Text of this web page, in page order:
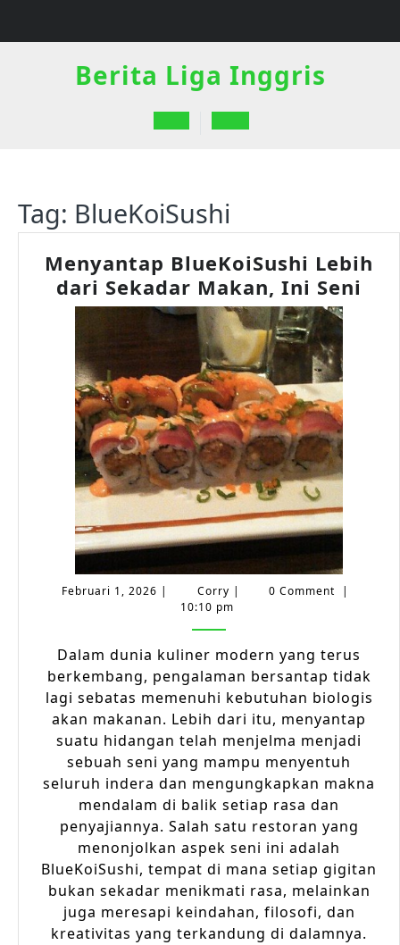
Berita Liga Inggris
Open
Tag: BlueKoiSushi
Menyantap BlueKoiSushi Lebih
dari Sekadar Makan, Ini Seni
Februari 1, 2026Februari
| CorryCorry
| 0 Comment
|
10:10 pm
Dalam dunia kuliner modern yang terus
berkembang, pengalaman bersantap tidak
lagi sebatas memenuhi kebutuhan biologis
akan makanan. Lebih dari itu, menyantap
suatu hidangan telah menjelma menjadi
sebuah seni yang mampu menyentuh
seluruh indera dan mengungkapkan makna
mendalam di balik setiap rasa dan
penyajiannya. Salah satu restoran yang
menonjolkan aspek seni ini adalah
BlueKoiSushi, tempat di mana setiap gigitan
bukan sekadar menikmati rasa, melainkan
juga meresapi keindahan, filosofi, dan
kreativitas yang terkandung di dalamnya.